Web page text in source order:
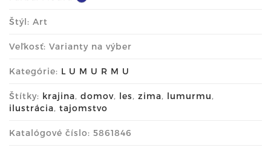
Štýl: Art
Veľkosť: Varianty na výber
Kategórie: L U M U R M U
Štítky: krajina, domov, les, zima, lumurmu,
ilustrácia, tajomstvo
Katalógové číslo: 5861846